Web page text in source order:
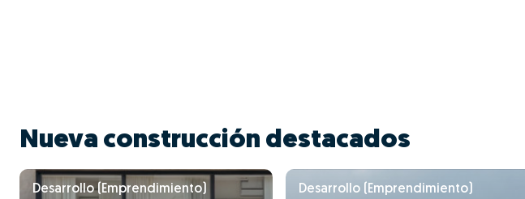
Nueva construcción destacados
Desarrollo (Emprendimiento) Desarrollo (Emprendimiento)